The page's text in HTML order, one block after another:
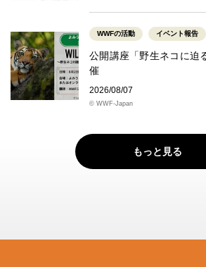
WWFの活動 イベント報告
公開講座「野生ネコに迫
催
2026/08/07
© WWF-Japan
もっと見る